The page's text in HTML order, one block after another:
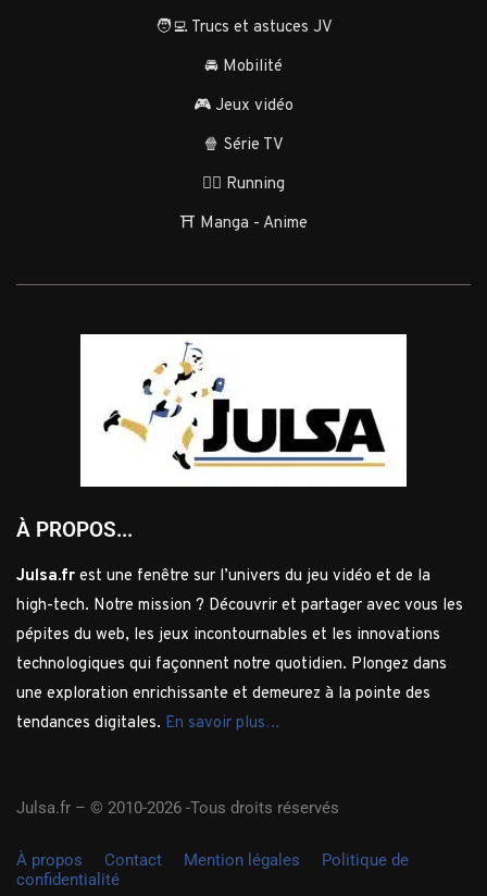
🧑‍💻 Trucs et astuces JV
🚘 Mobilité
🎮 Jeux vidéo
🍿 Série TV
🏃‍♂️ Running
⛩️ Manga - Anime
À PROPOS...
Julsa.fr est une fenêtre sur l’univers du jeu vidéo et de la
high-tech. Notre mission ? Découvrir et partager avec vous les
pépites du web, les jeux incontournables et les innovations
technologiques qui façonnent notre quotidien. Plongez dans
une exploration enrichissante et demeurez à la pointe des
tendances digitales. En savoir plus…
Julsa.fr – © 2010-2026 -Tous droits réservés
À propos Contact Mention légales
Politique de
confidentialité